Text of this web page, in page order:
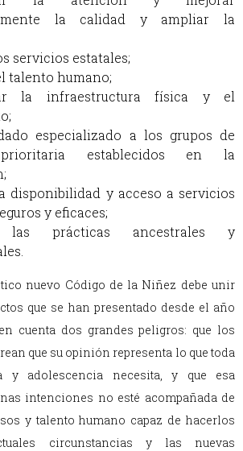
la calidad y ampliar la
servicios estatales;
talento humano;
la infraestructura física y el
especializado a los grupos de
establecidos en la
disponibilidad y acceso a servicios
y eficaces;
las prácticas ancestrales y
nuevo Código de la Niñez debe unir
que se han presentado desde el año
cuenta dos grandes peligros: que los
que su opinión representa lo que toda
y adolescencia necesita, y que esa
intenciones no esté acompañada de
y talento humano capaz de hacerlos
circunstancias y las nuevas